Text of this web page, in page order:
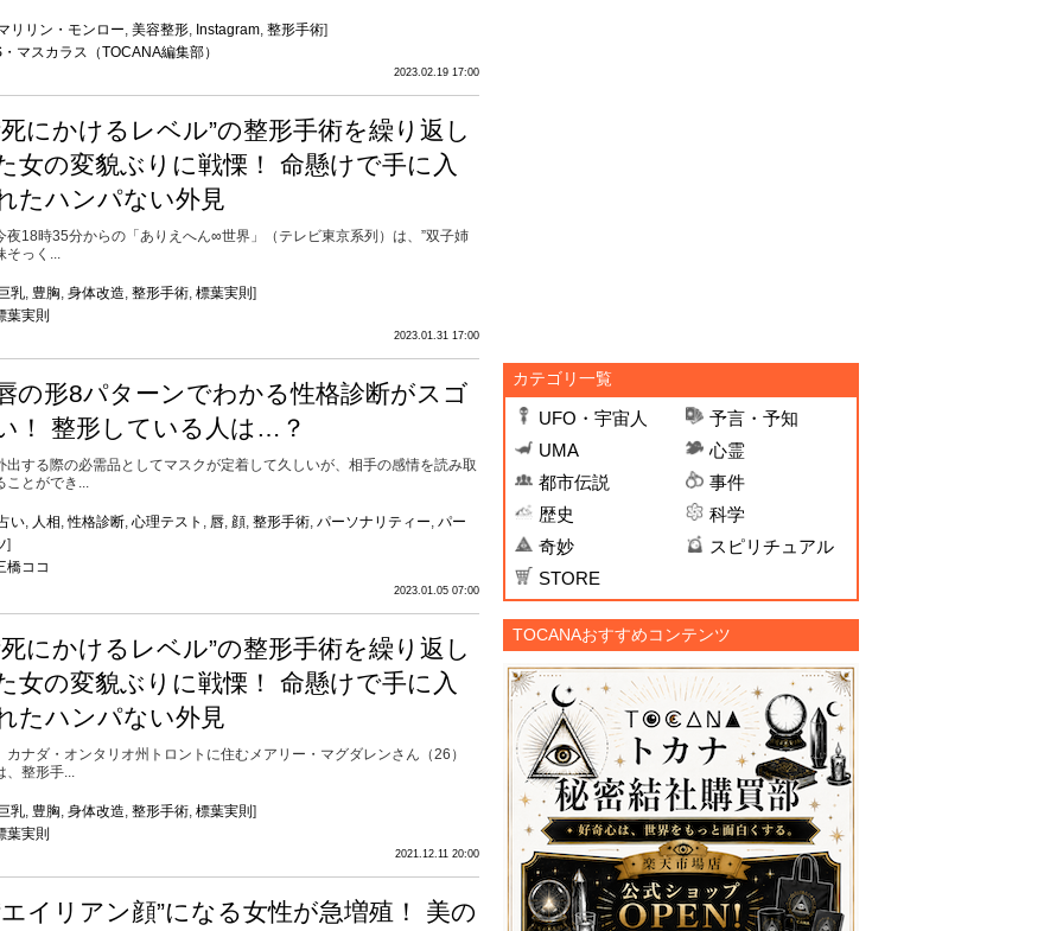
リリン・モンロー, 美容整形, Instagram, 整形手術]
2023.02.19 17:00
マスカラス（TOCANA編集部）
死にかけるレベル”の整形手術を繰り返し
女の変貌ぶりに戦慄！ 命懸けで手に入
たハンパない外見
夜18時35分からの「ありえへん∞世界」（テレビ東京系列）は、”双子姉
そっく...
乳, 豊胸, 身体改造, 整形手術, 標葉実則 ]
2023.01.31 17:00
葉実則
の形8パターンでわかる性格診断がスゴ
！ 整形している人は…？
出する際の必需品としてマスクが定着して久しいが、相手の感情を読み取
ことができ...
い, 人相,性格診断, 心理テスト , 唇, 顔, 整形手術, パーソナリティー, パー
]
2023.01.05 07:00
橋ココ
死にかけるレベル”の整形手術を繰り返し
女の変貌ぶりに戦慄！ 命懸けで手に入
たハンパない外見
ナダ・オンタリオ州トロントに住むメアリー・マグダレンさん（26）
、整形手...
乳, 豊胸, 身体改造, 整形手術, 標葉実則 ]
2021.12.11 20:00
葉実則
エイリアン顔”になる女性が急増殖！ 美の
カテゴリ一覧
UFO・宇宙人
予言・予知
UMA
心霊
都市伝説
事件
歴史
科学
奇妙
スピリチュアル
STORE
TOCANAおすすめコンテンツ